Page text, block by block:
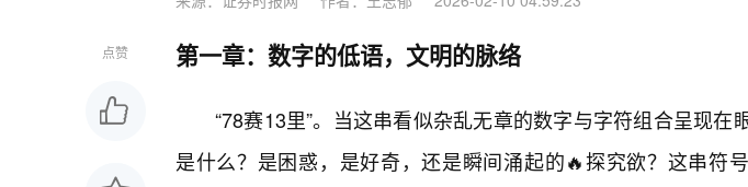
点赞 第一章：数字的低语，文明的脉络
“78赛13里”。当这串看似杂乱无章的数字与字符组合呈现在
是什么？是困惑，是好奇，还是瞬间涌起的🔥探究欲？这串符